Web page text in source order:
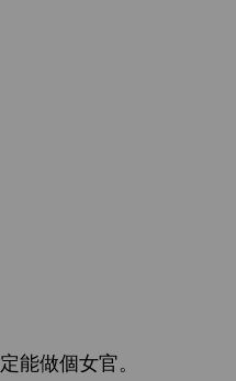
定能 個女官。